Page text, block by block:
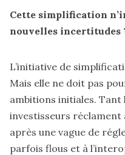
Cette simplification
nouvelles incertitudes
L’initiative de
Mais elle ne doit pas
ambitions initiales. Tant
investisseurs réclament
après une vague de
parfois flous et à